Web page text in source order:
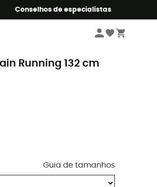
Conselhos de especialistas
Cadarços de caminhada
Running 132 cm
Guia de tamanhos